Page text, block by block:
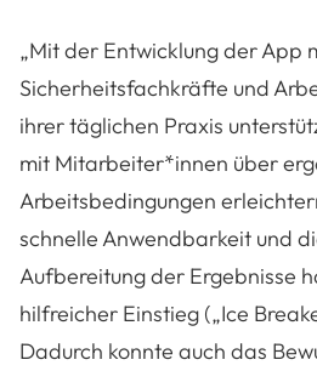
„Mit der Entwicklung der App
Sicherheitsfachkräfte und
ihrer täglichen Praxis
mit Mitarbeiter*innen über
Arbeitsbedingungen
schnelle Anwendbarkeit und
Aufbereitung der Ergebnisse
hilfreicher Einstieg („Ice
Dadurch konnte auch das